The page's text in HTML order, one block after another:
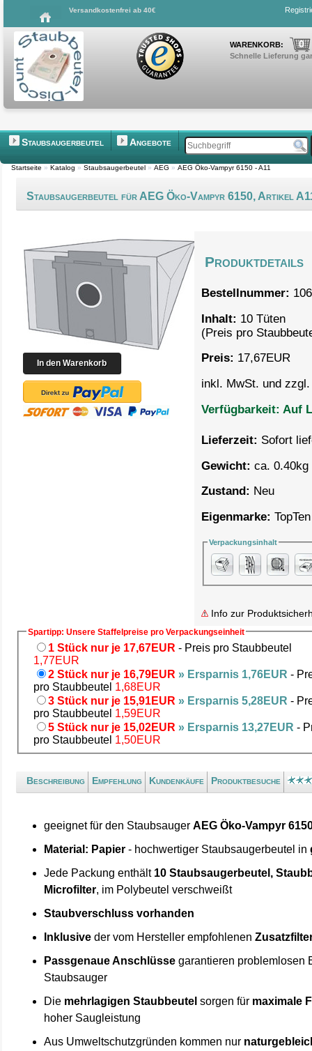
Versandkostenfrei ab 40€
WARENKORB: 0
Schnelle Lieferung
Staubsaugerbeutel Angebote
Startseite » Katalog » Staubsaugerbeutel » AEG » AEG Öko-Vampyr 6150 - A11
Staubsaugerbeutel für AEG Öko-Vampyr 6150, Artikel
Produktdetails
Bestellnummer:
Inhalt: 10 Tüten
(Preis pro
Preis: 17,67EUR
inkl. MwSt. und
Verfügbarkeit: Auf
Lieferzeit: Sofort
Gewicht: ca. 0.40kg
Zustand: Neu
Eigenmarke: TopTen
Verpackungsinhalt
Info zur
Spartipp: Unsere Staffelpreise pro Verpackungseinheit
1 Stück nur je 17,67EUR - Preis pro Staubbeutel
1,77EUR
2 Stück nur je 16,79EUR » Ersparnis 1,76EUR -
pro Staubbeutel 1,68EUR
3 Stück nur je 15,91EUR » Ersparnis 5,28EUR -
pro Staubbeutel 1,59EUR
5 Stück nur je 15,02EUR » Ersparnis 13,27EUR -
pro Staubbeutel 1,50EUR
Beschreibung Empfehlung Kundenkäufe Produktbesuche
geeignet für den StaubsaugerAEG Öko-Vampyr
Material: Papier - hochwertiger Staubsaugerbeutel in
Jede Packung enthält 10 Staubsaugerbeutel,
Microfilter, im Polybeutel verschweißt
Staubverschluss vorhanden
Inklusive der vom Hersteller empfohlenen
Passgenaue Anschlüsse garantieren problemlosen
Staubsauger
Die mehrlagigen Staubbeutel sorgen für maximale
hoher Saugleistung
Aus Umweltschutzgründen kommen nur